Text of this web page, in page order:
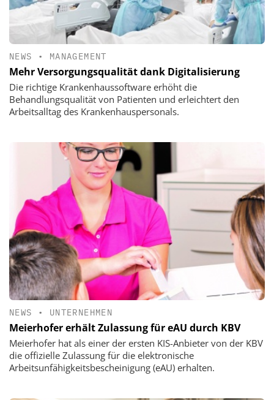
NEWS • MANAGEMENT
Mehr Versorgungsqualität dank Digitalisierung
Die richtige Krankenhaussoftware erhöht die
Behandlungsqualität von Patienten und erleichtert den
Arbeitsalltag des Krankenhauspersonals.
NEWS • UNTERNEHMEN
Meierhofer erhält Zulassung für eAU durch KBV
Meierhofer hat als einer der ersten KIS-Anbieter von der KBV
die offizielle Zulassung für die elektronische
Arbeitsunfähigkeitsbescheinigung (eAU) erhalten.